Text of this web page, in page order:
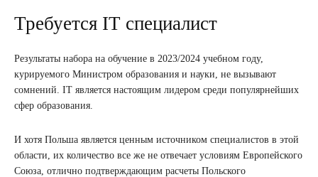
Требуется IT специалист
Результаты набора на обучение в 2023/2024 учебном году,
курируемого Министром образования и науки, не вызывают
сомнений. IT является настоящим лидером среди популярнейших
сфер образования.
И хотя Польша является ценным источником специалистов в этой
области, их количество все же не отвечает условиям Европейского
Союза, отлично подтверждающим расчеты Польского